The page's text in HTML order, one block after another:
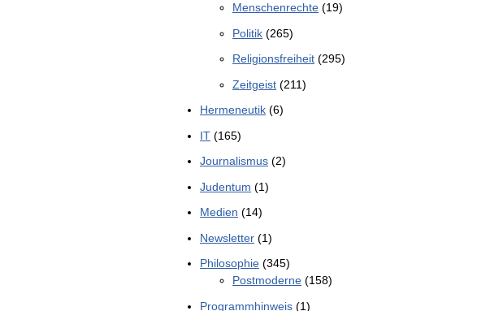
Menschenrechte (19)
Politik (265)
Religionsfreiheit (295)
Zeitgeist (211)
Hermeneutik (6)
IT (165)
Journalismus (2)
Judentum (1)
Medien (14)
Newsletter (1)
Philosophie (345)
Postmoderne (158)
Programmhinweis (1)